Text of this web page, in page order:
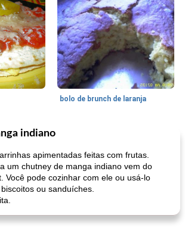
bolo de brunch de laranja
130min
indiano
apimentadas feitas com frutas.
um chutney de manga indiano vem do
Você pode cozinhar com ele ou usá-lo
ou sanduíches.